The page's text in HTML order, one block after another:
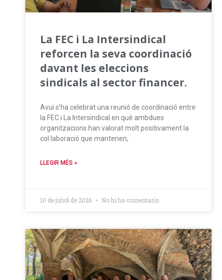
La FEC i La Intersindical
reforcen la seva coordinació
davant les eleccions
sindicals al sector financer.
Avui s’ha celebrat una reunió de coordinació entre
la FEC i La Intersindical en què ambdues
organitzacions han valorat molt positivament la
col·laboració que mantenen,
LLEGIR MÉS »
10 de juliol de 2026 No hi ha comentaris